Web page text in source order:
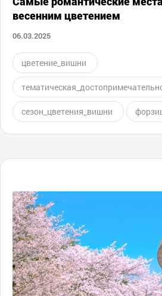
весенним цветением
06.03.2025
цветение_вишни
сезон_цветения_вишни